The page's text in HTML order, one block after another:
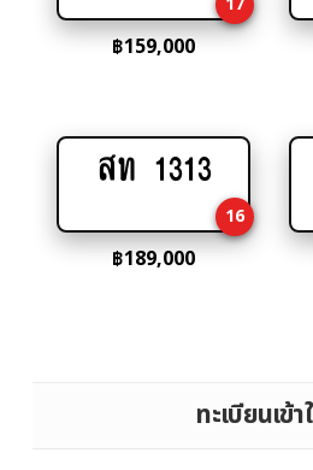
cart
฿159,000
Add
cart
สท 1313
16
฿189,000
ทะเบียนเข้